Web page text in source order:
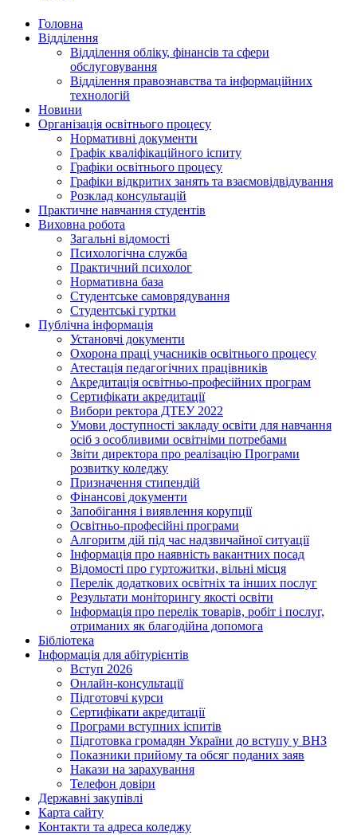
Головна
Відділення
Відділення обліку, фінансів та сфери
обслуговування
Відділення правознавства та інформаційних
технологій
Новини
Організація освітнього процесу
Нормативні документи
Графік кваліфікаційного іспиту
Графіки освітнього процесу
Графіки відкритих занять та взаємовідвідування
Розклад консультацій
Практичне навчання студентів
Виховна робота
Загальні відомості
Психологічна служба
Практичний психолог
Нормативна база
Студентське самоврядування
Студентські гуртки
Публічна інформація
Установчі документи
Охорона праці учасників освітнього процесу
Атестація педагогічних працівників
Акредитація освітньо-професійних програм
Сертифікати акредитації
Вибори ректора ДТЕУ 2022
Умови доступності закладу освіти для навчання
осіб з особливими освітніми потребами
Звіти директора про реалізацію Програми
розвитку коледжу
Призначення стипендій
Фінансові документи
Запобігання і виявлення корупції
Освітньо-професійні програми
Алгоритм дій під час надзвичайної ситуації
Інформація про наявність вакантних посад
Відомості про гуртожитки, вільні місця
Перелік додаткових освітніх та інших послуг
Результати моніторингу якості освіти
Інформація про перелік товарів, робіт і послуг,
отриманих як благодійна допомога
Бібліотека
Інформація для абітурієнтів
Вступ 2026
Онлайн-консультації
Підготовчі курси
Сертифікати акредитації
Програми вступних іспитів
Підготовка громадян України до вступу у ВНЗ
Показники прийому та обсяг поданих заяв
Накази на зарахування
Телефон довіри
Державні закупівлі
Карта сайту
Контакти та адреса коледжу